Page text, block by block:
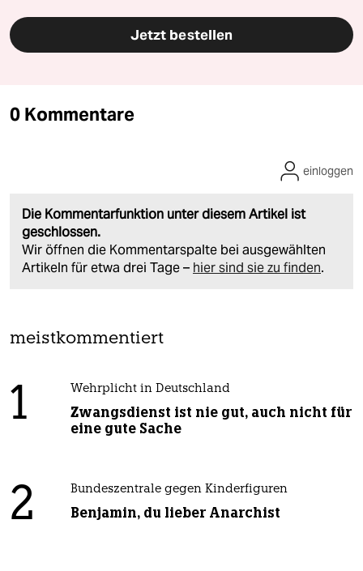
Jetzt bestellen
0 Kommentare
Die Kommentarfunktion unter diesem Artikel ist
geschlossen.
Wir öffnen die Kommentarspalte bei ausgewählten
Artikeln für etwa drei Tage – hier sind sie zu finden.
einloggen
meistkommentiert
1 Wehrplicht in Deutschland
Zwangsdienst ist nie gut, auch nicht für
eine gute Sache
2 Bundeszentrale gegen Kinderfiguren
Benjamin, du lieber Anarchist